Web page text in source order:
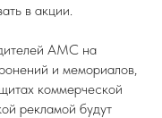
в акции.
АМС на
и мемориалов,
коммерческой
рекламой будут